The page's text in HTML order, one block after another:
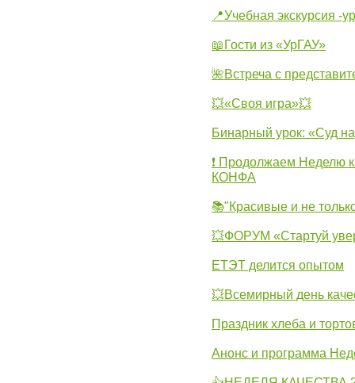
📍Учебная экскурсия -
📖Гости из «УрГАУ»
🌺Встреча с
💥«Своя игра»💥
Бинарный урок: «Суд
❗ Продолжаем Неделю
КОНФА
📚"Красивые и не
💥ФОРУМ «Стартуй
ЕТЭТ делится опытом
💥Всемирный день
Праздник хлеба и
Анонс и программа